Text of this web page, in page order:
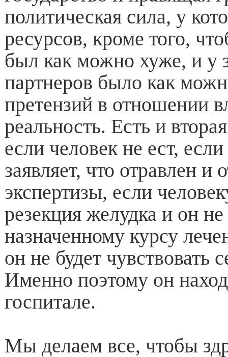
политическая сила, у
ресурсов, кроме того,
был как можно хуже, и у
партнеров было как
претензий в отношении
реальность. Есть и
если человек не ест,
заявляет, что отравлен и
экспертизы, если
резекция желудка и он не
назначенному курсу
он не будет чувствовать
Именно поэтому он
госпитале.
Мы делаем все, чтобы